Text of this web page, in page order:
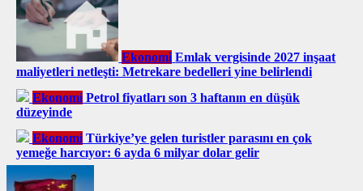
Ekonomi Emlak vergisinde 2027 inşaat
maliyetleri netleşti: Metrekare bedelleri yine belirlendi
Ekonomi Petrol fiyatları son 3 haftanın en düşük
düzeyinde
Ekonomi Türkiye’ye gelen turistler parasını en çok
yemeğe harcıyor: 6 ayda 6 milyar dolar gelir